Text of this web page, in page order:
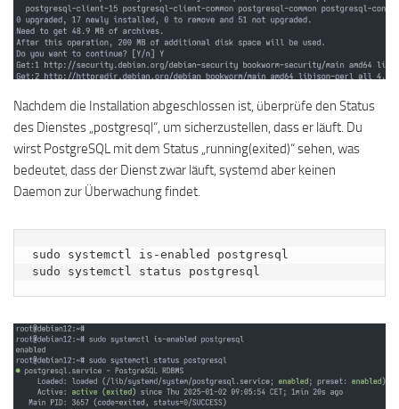
Nachdem die Installation abgeschlossen ist, überprüfe den Status
des Dienstes „postgresql“, um sicherzustellen, dass er läuft. Du
wirst PostgreSQL mit dem Status „running(exited)“ sehen, was
bedeutet, dass der Dienst zwar läuft, systemd aber keinen
Daemon zur Überwachung findet.
sudo systemctl is-enabled postgresql
sudo systemctl status postgresql